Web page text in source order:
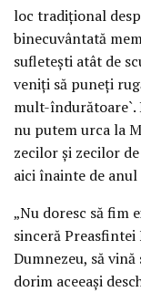
loc tradiţional
binecuvântată
sufleteşti atât de
veniţi să puneţi
mult-îndurătoare`.
nu putem urca la
zecilor şi zecilor
aici înainte de anul
„Nu doresc să fim
sinceră
Dumnezeu, să
dorim aceeaşi